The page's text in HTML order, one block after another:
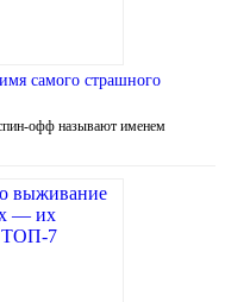
самого страшного
офф называют именем